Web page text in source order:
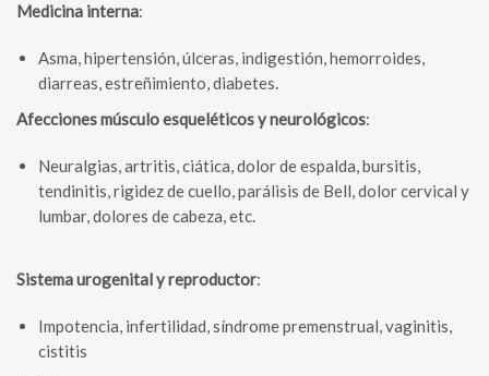
Medicina interna:
Asma, hipertensión, úlceras, indigestión, hemorroides,
diarreas, estreñimiento, diabetes.
Afecciones músculo esqueléticos y neurológicos:
Neuralgias, artritis, ciática, dolor de espalda, bursitis,
tendinitis, rigidez de cuello, parálisis de Bell, dolor cervical y
lumbar, dolores de cabeza, etc.
Sistema urogenital y reproductor:
Impotencia, infertilidad, síndrome premenstrual, vaginitis,
cistitis